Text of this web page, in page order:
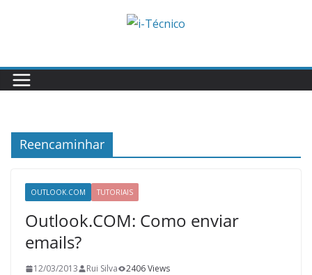
Reencaminhar
OUTLOOK.COM TUTORIAIS
Outlook.COM: Como enviar
emails?
12/03/2013 Rui Silva 2406 Views